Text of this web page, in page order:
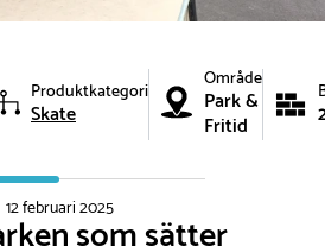
Produktkategori
Skate
Område
Park &
Fritid
12 februari 2025